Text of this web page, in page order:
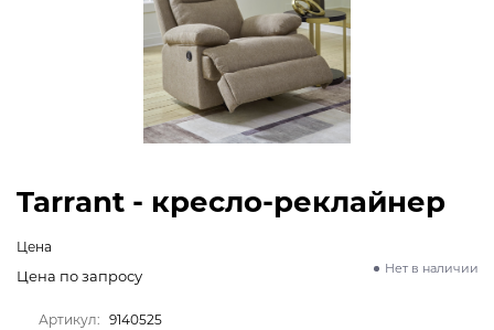
Tarrant - кресло-реклайнер
Цена
Нет в наличии
Цена по запросу
Артикул: 9140525